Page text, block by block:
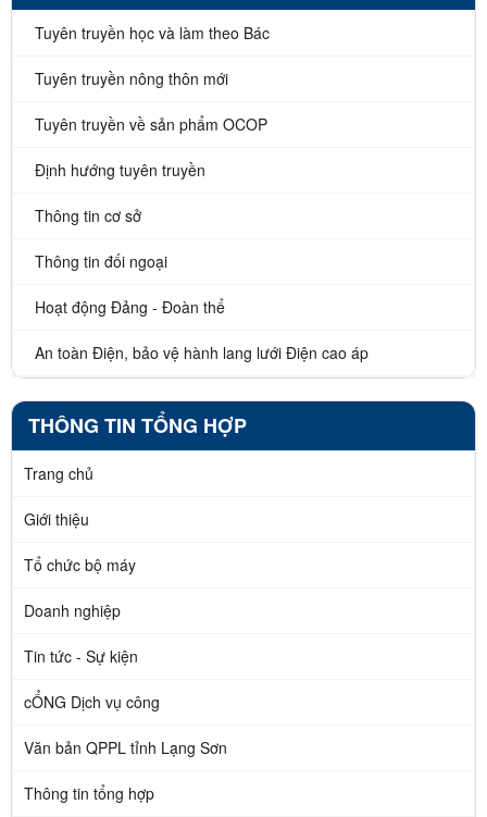
Tuyên truyền học và làm theo Bác
Tuyên truyền nông thôn mới
Tuyên truyền về sản phẩm OCOP
Định hướng tuyên truyền
Thông tin cơ sở
Thông tin đối ngoại
Hoạt động Đảng - Đoàn thể
An toàn Điện, bảo vệ hành lang lưới Điện cao áp
THÔNG TIN TỔNG HỢP
Trang chủ
Giới thiệu
Tổ chức bộ máy
Doanh nghiệp
Tin tức - Sự kiện
cỔNG Dịch vụ công
Văn bản QPPL tỉnh Lạng Sơn
Thông tin tổng hợp